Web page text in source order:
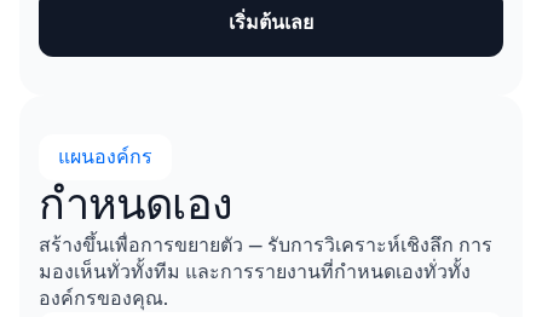
เริ่มต้นเลย
แผนองค์กร
กำหนดเอง
สร้างขึ้นเพื่อการขยายตัว — รับการวิเคราะห์เชิงลึก การ
มองเห็นทั่วทั้งทีม และการรายงานที่กำหนดเองทั่วทั้ง
องค์กรของคุณ.